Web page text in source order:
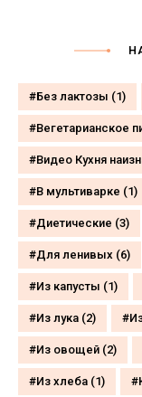
Без лактозы (1)
Вегетарианское
Видео Кухня
В мультиварке (1)
Диетические (3)
Для ленивых (6)
Из капусты (1)
Из лука (2)
Из овощей (2)
Из хлеба (1)